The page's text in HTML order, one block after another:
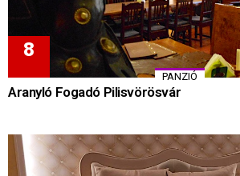
PANZIÓ
Aranyló Fogadó Pilisvörösvár